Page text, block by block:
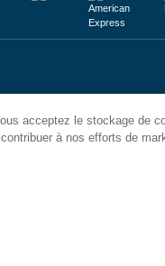
acceptez le stockage de
à nos efforts de